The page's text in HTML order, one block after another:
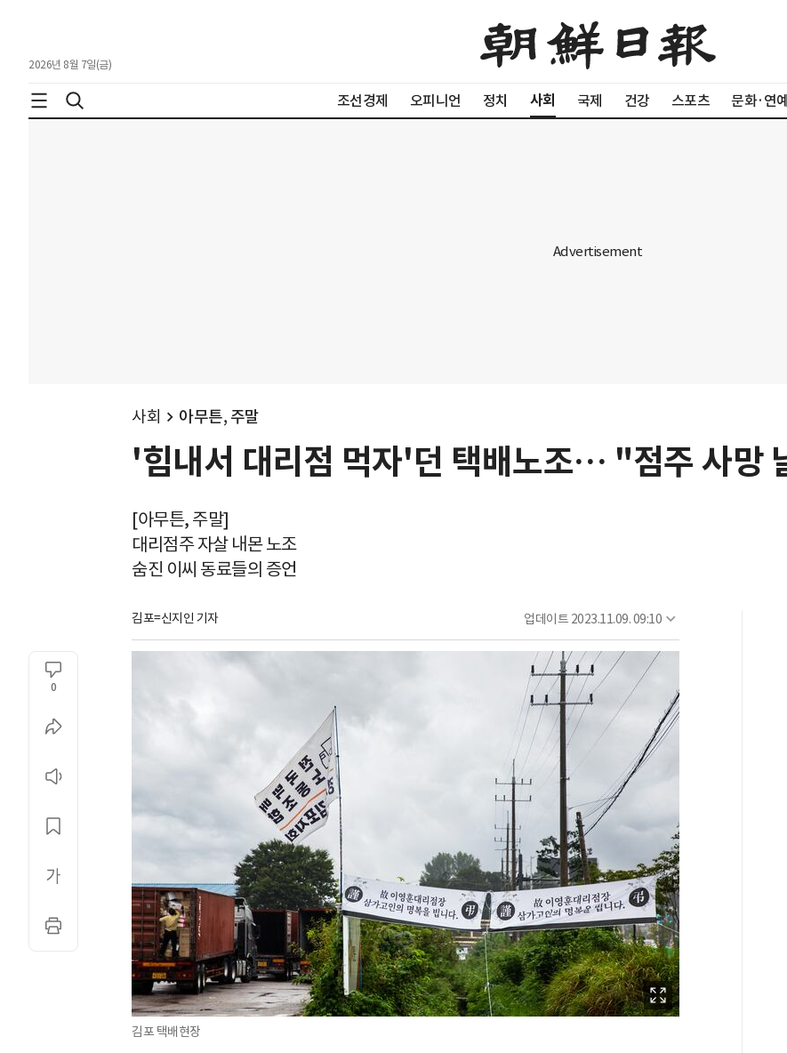
2026년 8월 7일(금)
조선경제 오피니언 정치 사회 국제 건강 스포츠 문화·연예
사회 아무튼, 주말
'힘내서 대리점 먹자'던 택배노조… "점주 사망
[아무튼, 주말]
대리점주 자살 내몬 노조
숨진 이씨 동료들의 증언
김포=신지인 기자 업데이트 2023.11.09. 09:10
0
김포 택배현장